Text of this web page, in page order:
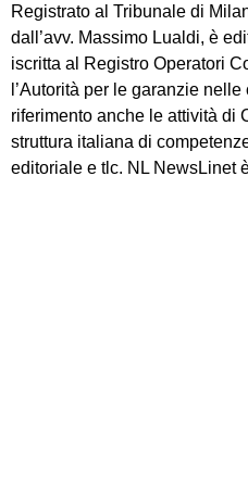
Registrato al Tribunale di
dall’avv. Massimo Lualdi, è
iscritta al Registro Operatori
l’Autorità per le garanzie
riferimento anche le attività di
struttura italiana di
editoriale e tlc. NL NewsLinet